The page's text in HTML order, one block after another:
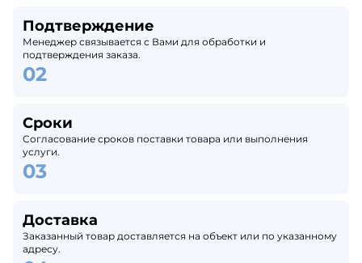
Подтверждение
Менеджер связывается с Вами для обработки и
подтверждения заказа.
Сроки
Согласование сроков поставки товара или выполнения
услуги.
Доставка
Заказанный товар доставляется на объект или по указанному
адресу.